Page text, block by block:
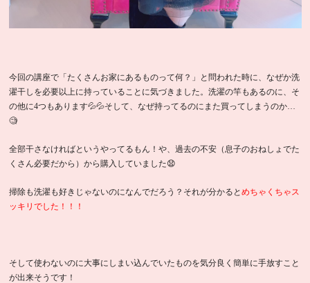
今回の講座で「たくさんお家にあるものって何？」と問われた時に、なぜか洗
濯干しを必要以上に持っていることに気づきました。洗濯の竿もあるのに、そ
の他に4つもあります💦💦そして、なぜ持ってるのにまた買ってしまうのか…
🧐
全部干さなければというやってるもん！や、過去の不安（息子のおねしょでた
くさん必要だから）から購入していました😧
掃除も洗濯も好きじゃないのになんでだろう？それが分かると めちゃくちゃス
ッキリでした！！！
そして使わないのに大事にしまい込んでいたものを気分良く簡単に手放すこと
が出来そうです！